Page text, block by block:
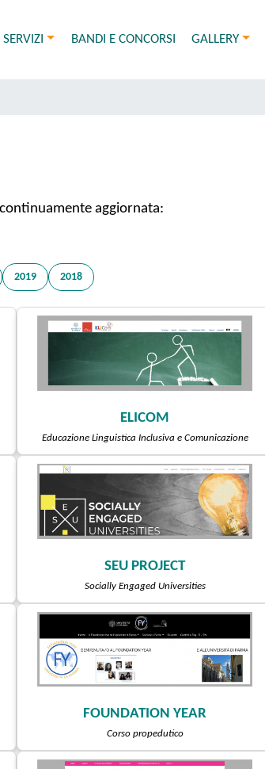
BANDI E CONCORSI GALLERY
aggiornata:
2019 2018
ELICOM
Educazione Linguistica Inclusiva e Comunicazione
SEU PROJECT
Socially Engaged Universities
FOUNDATION YEAR
Corso propedutico